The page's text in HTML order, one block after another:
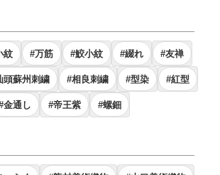
紋 #万筋 #鮫小紋 #綴れ #友禅
頭蘇州刺繍 #相良刺繍 #型染 #紅型
金通し #帝王紫 #螺鈿